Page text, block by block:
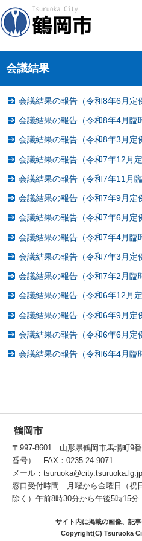
会議結果
会議結果の報告（令和8年6月定
会議結果の報告（令和8年4月臨
会議結果の報告（令和8年3月定
会議結果の報告（令和7年12月定
会議結果の報告（令和7年11月臨
会議結果の報告（令和7年9月定
会議結果の報告（令和7年6月定
会議結果の報告（令和7年4月臨
会議結果の報告（令和7年3月定
会議結果の報告（令和7年2月臨
会議結果の報告（令和6年12月定
会議結果の報告（令和6年9月定
会議結果の報告（令和6年6月定
会議結果の報告（令和6年4月臨
鶴岡市
〒997-8601 山形県鶴岡市馬場町9
番号） FAX：0235-24-9071
メール：
窓口受付時間 月曜から金曜日（祝
除く）午前8時30分から午後5時15分
サイト内に掲載の画像、記
Copyright(C) Tsuruoka